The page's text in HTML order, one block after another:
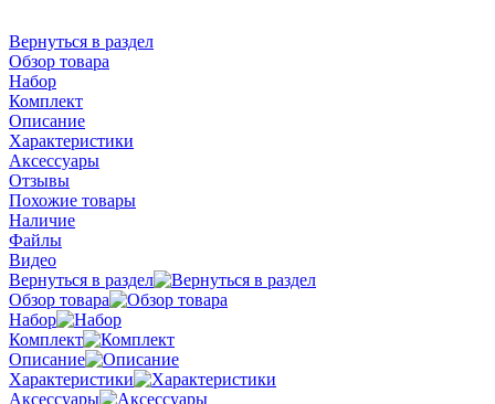
Вернуться в раздел
Обзор товара
Набор
Комплект
Описание
Характеристики
Аксессуары
Отзывы
Похожие товары
Наличие
Файлы
Видео
Вернуться в раздел
Обзор товара
Набор
Комплект
Описание
Характеристики
Аксессуары